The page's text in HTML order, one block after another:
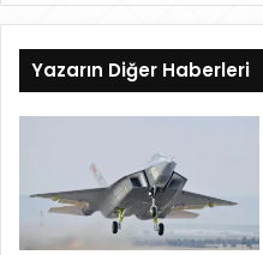
sit
esi
bo
ok
Yazarın Diğer Haberleri